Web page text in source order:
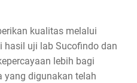
kualitas melalui
hasil uji lab Sucofindo dan
lebih bagi
yang digunakan telah